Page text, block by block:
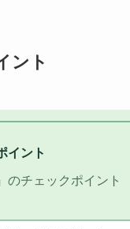
ント
イント
のチェックポイント